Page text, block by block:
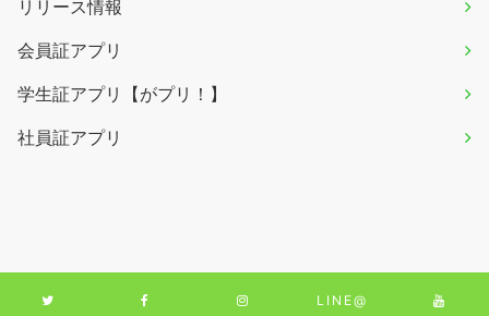
リリース情報
会員証アプリ
学生証アプリ【がプリ！】
社員証アプリ
LINE@